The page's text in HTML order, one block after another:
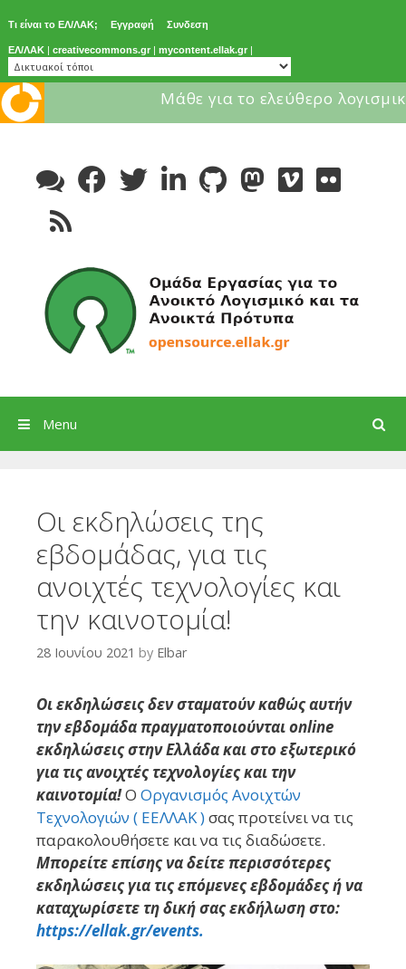
Τι είναι το ΕΛ/ΛΑΚ; Εγγραφή Συνδεση
ΕΛ/ΛΑΚ | creativecommons.gr | mycontent.ellak.gr |
Μάθε για το ελεύθερο
content
Search
Menu
Οι εκδηλώσεις της
εβδομάδας, για τις
ανοιχτές τεχνολογίες και
την καινοτομία!
28 Ιουνίου 2021 by Elbar
Οι εκδηλώσεις δεν σταματούν καθώς αυτήν
την εβδομάδα πραγματοποιούνται online
εκδηλώσεις στην Ελλάδα και στο εξωτερικό
για τις ανοιχτές τεχνολογίες και την
καινοτομία!Ο Οργανισμός Ανοιχτών
Τεχνολογιών ( ΕΕΛΛΑΚ )σας προτείνει να τις
παρακολουθήσετε και να τις διαδώσετε.
Μπορείτε επίσης να δείτε περισσότερες
εκδηλώσεις για τις επόμενες εβδομάδες ή να
καταχωρίσετε τη δική σας εκδήλωση στο:
https://ellak.gr/events.